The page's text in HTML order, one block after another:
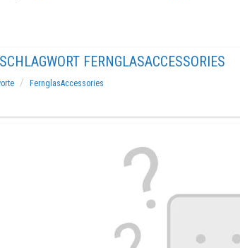
FERNGLASACCESSORIES
FernglasAccessories